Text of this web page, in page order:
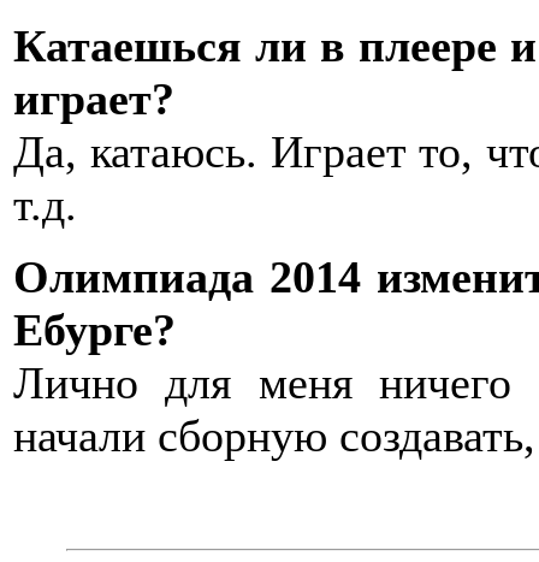
Катаешься ли в плеере
играет?
Да, катаюсь. Играет то,
т.д.
Олимпиада 2014
Ебурге?
Лично для меня
начали сборную